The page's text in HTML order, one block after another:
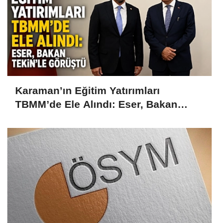
Karaman’ın Eğitim Yatırımları
TBMM’de Ele Alındı: Eser, Bakan